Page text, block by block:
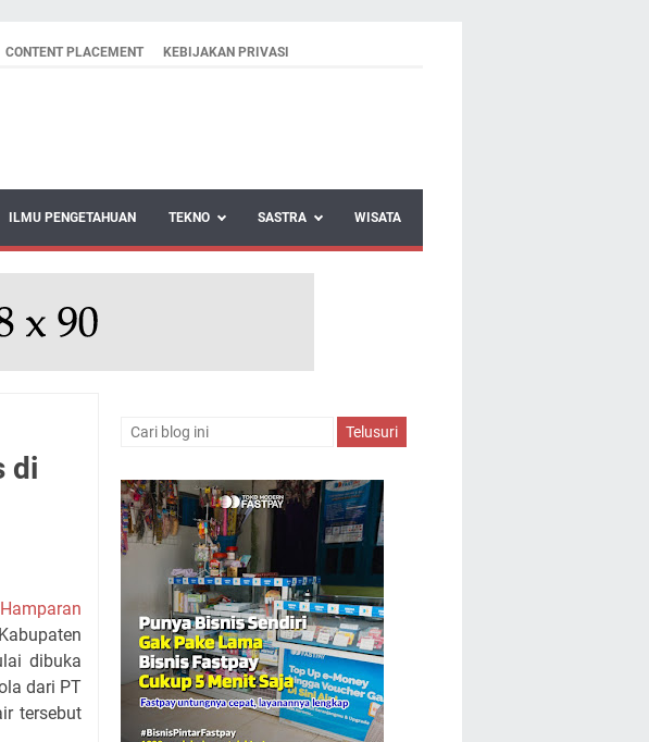
CONTENT PLACEMENT KEBIJAKAN PRIVASI
ILMU PENGETAHUAN TEKNO SASTRA WISATA
di
dibuka
dari PT
tersebut